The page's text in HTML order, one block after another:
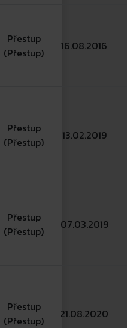
Přestup
(Přestup)
16.08.2016
Přestup
(Přestup)
13.02.2019
Přestup
(Přestup)
07.03.2019
Přestup
(Přestup)
21.08.2020